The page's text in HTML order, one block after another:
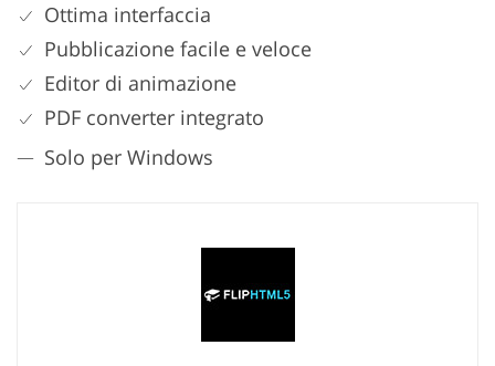
Ottima interfaccia
Pubblicazione facile e veloce
Editor di animazione
PDF converter integrato
Solo per Windows